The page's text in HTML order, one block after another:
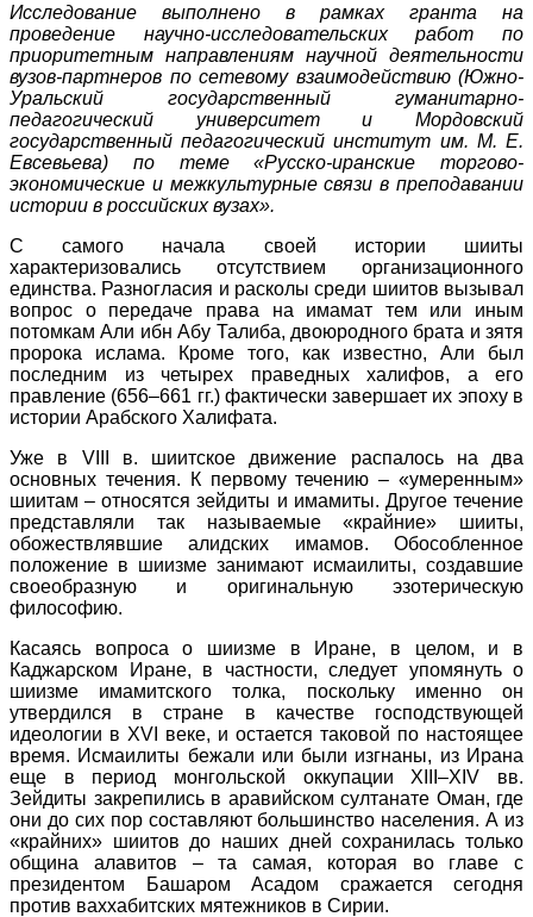
Исследование выполнено в рамках гранта на
проведение научно-исследовательских работ по
приоритетным направлениям научной деятельности
вузов-партнеров по сетевому взаимодействию (Южно-
Уральский государственный гуманитарно-
педагогический университет и Мордовский
государственный педагогический институт им. М. Е.
Евсевьева) по теме «Русско-иранские торгово-
экономические и межкультурные связи в преподавании
истории в российских вузах».
С самого начала своей истории шииты
характеризовались отсутствием организационного
единства. Разногласия и расколы среди шиитов вызывал
вопрос о передаче права на имамат тем или иным
потомкам Али ибн Абу Талиба, двоюродного брата и зятя
пророка ислама. Кроме того, как известно, Али был
последним из четырех праведных халифов, а его
правление (656–661 гг.) фактически завершает их эпоху в
истории Арабского Халифата.
Уже в VIII в. шиитское движение распалось на два
основных течения. К первому течению – «умеренным»
шиитам – относятся зейдиты и имамиты. Другое течение
представляли так называемые «крайние» шииты,
обожествлявшие алидских имамов. Обособленное
положение в шиизме занимают исмаилиты, создавшие
своеобразную и оригинальную эзотерическую
философию.
Касаясь вопроса о шиизме в Иране, в целом, и в
Каджарском Иране, в частности, следует упомянуть о
шиизме имамитского толка, поскольку именно он
утвердился в стране в качестве господствующей
идеологии в XVI веке, и остается таковой по настоящее
время. Исмаилиты бежали или были изгнаны, из Ирана
еще в период монгольской оккупации XIII–XIV вв.
Зейдиты закрепились в аравийском султанате Оман, где
они до сих пор составляют большинство населения. А из
«крайних» шиитов до наших дней сохранилась только
община алавитов – та самая, которая во главе с
президентом Башаром Асадом сражается сегодня
против ваххабитских мятежников в Сирии.